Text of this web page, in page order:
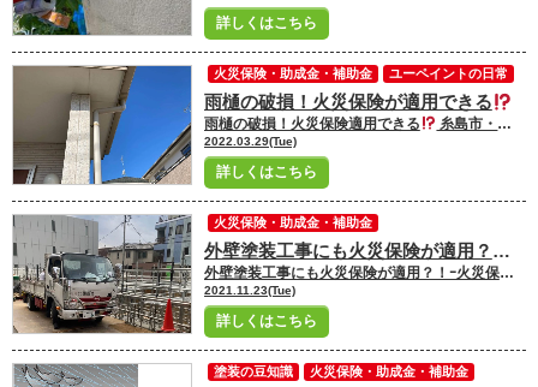
詳しくはこちら
雨樋の破損！火災保険が適用できる
雨樋の破損！火災保険適用できる 糸島市・福岡市の皆さんこんにちは！ 福岡市・糸島市地域密着の塗装専門店ユーペイント 今回ブログを執筆するのはスタッフの石瀧です
2022.03.29(Tue)
詳しくはこちら
火災保険・助成金・補助金 ユーペイントの日常
外壁塗装工事にも火災保険が適用？！ｰ火災保険の種類|福岡市・糸島市の屋根塗装・外壁塗装専門店ユーペイント
外壁塗装工事にも火災保険が適用？！ｰ火災保険の種類 皆さんこんにちは！
2021.11.23(Tue)
詳しくはこちら
火災保険・助成金・補助金
塗装の豆知識 火災保険・助成金・補助金